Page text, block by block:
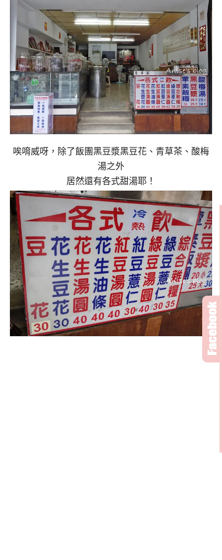
唉唷威呀，除了飯團黑豆漿黑豆花、青草茶、酸梅
湯之外
居然還有各式甜湯耶！